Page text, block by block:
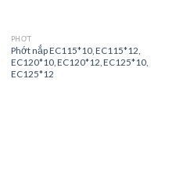
PHỚT
Phớt nắp EC115*10, EC115*12,
EC120*10, EC120*12, EC125*10,
EC125*12